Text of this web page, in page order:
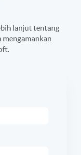
lanjut tentang
mengamankan